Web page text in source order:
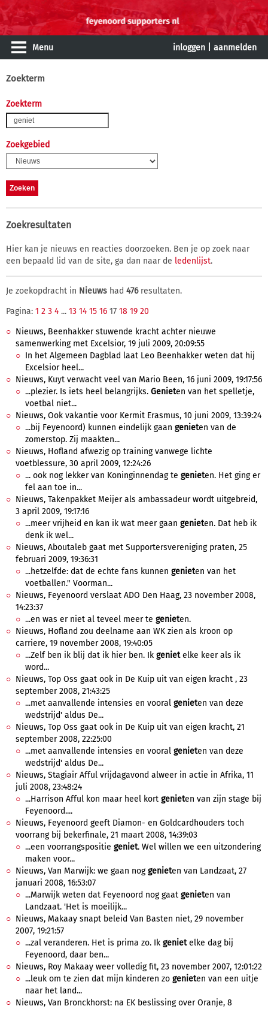
Menu inloggen aanmelden
Zoekterm
Zoekterm
Zoekgebied
Zoekresultaten
Hier kan je nieuws en reacties doorzoeken. Ben je op zoek naar
een bepaald lid van de site, ga dan naar de ledenlijst.
Je zoekopdracht in Nieuws had 476resultaten.
Pagina: 1 2 3 4 ... 13 14 15 16 17 18 19 20
Nieuws, Beenhakker stuwende kracht achter nieuwe
samenwerking met Excelsior, 19 juli 2009, 20:09:55
In het Algemeen Dagblad laat Leo Beenhakker weten dat hij
Excelsior heel...
Nieuws, Kuyt verwacht veel van Mario Been, 16 juni 2009, 19:17:56
...plezier. Is iets heel belangrijks. Genieten van het spelletje,
voetbal niet...
Nieuws, Ook vakantie voor Kermit Erasmus, 10 juni 2009, 13:39:24
...bij Feyenoord) kunnen eindelijk gaan genieten van de
zomerstop. Zij maakten...
Nieuws, Hofland afwezig op training vanwege lichte
voetblessure, 30 april 2009, 12:24:26
... ook nog lekker van Koninginnendag te genieten. Het ging er
fel aan toe in...
Nieuws, Takenpakket Meijer als ambassadeur wordt uitgebreid,
3 april 2009, 19:17:16
...meer vrijheid en kan ik wat meer gaan genieten. Dat heb ik
denk ik wel...
Nieuws, Aboutaleb gaat met Supportersvereniging praten, 25
februari 2009, 19:36:31
...hetzelfde: dat de echte fans kunnen genieten van het
voetballen." Voorman...
Nieuws, Feyenoord verslaat ADO Den Haag, 23 november 2008,
14:23:37
...en was er niet al teveel meer te genieten.
Nieuws, Hofland zou deelname aan WK zien als kroon op
carriere, 19 november 2008, 19:40:05
...Zelf ben ik blij dat ik hier ben. Ik genietelke keer als ik
word...
Nieuws, Top Oss gaat ook in De Kuip uit van eigen kracht , 23
september 2008, 21:43:25
...met aanvallende intensies en vooral genieten van deze
wedstrijd' aldus De...
Nieuws, Top Oss gaat ook in De Kuip uit van eigen kracht, 21
september 2008, 22:25:00
...met aanvallende intensies en vooral genieten van deze
wedstrijd' aldus De...
Nieuws, Stagiair Afful vrijdagavond alweer in actie in Afrika, 11
juli 2008, 23:48:24
...Harrison Afful kon maar heel kort genieten van zijn stage bij
Feyenoord....
Nieuws, Feyenoord geeft Diamon- en Goldcardhouders toch
voorrang bij bekerfinale, 21 maart 2008, 14:39:03
...een voorrangspositie geniet. Wel willen we een uitzondering
maken voor...
Nieuws, Van Marwijk: we gaan noggenieten van Landzaat, 27
januari 2008, 16:53:07
...Marwijk weten dat Feyenoord nog gaat genieten van
Landzaat. 'Het is moeilijk...
Nieuws, Makaay snapt beleid Van Basten niet, 29 november
2007, 19:21:57
...zal veranderen. Het is prima zo. Ik genietelke dag bij
Feyenoord, daar ben...
Nieuws, Roy Makaay weer volledig fit, 23 november 2007, 12:01:22
...leuk om te zien dat mijn kinderen zo genieten van een uitje
naar het land...
Nieuws, Van Bronckhorst: na EK beslissing over Oranje, 8